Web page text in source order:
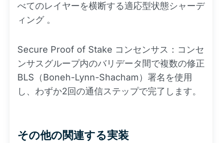
べてのレイヤーを横断する適応型状態シャーデ
ィング 。
Secure Proof of Stake コンセンサス：コンセ
ンサスグループ内のバリデータ間で複数の修正
BLS（Boneh-Lynn-Shacham）署名を使用
し、わずか2回の通信ステップで完了します。
その他の関連する実装